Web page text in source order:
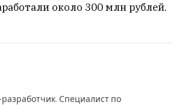
около 300 млн рублей.
разработчик. Специалист по